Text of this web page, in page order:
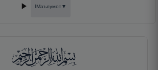
ℹ️Маълумот▼